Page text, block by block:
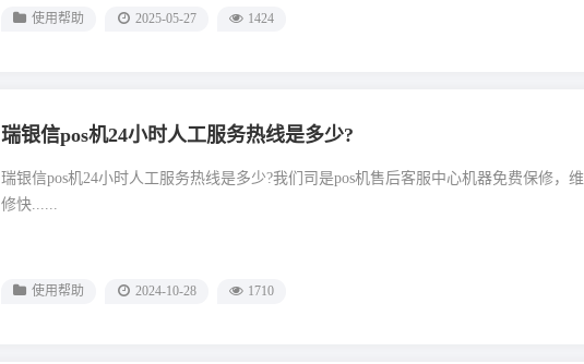
使用帮助 2025-05-27 1424
瑞银信pos机24小时人工服务热线是多少?
瑞银信pos机24小时人工服务热线是多少?我们司是pos机售后客服中心机器免费保修，维
修快......
使用帮助 2024-10-28 1710